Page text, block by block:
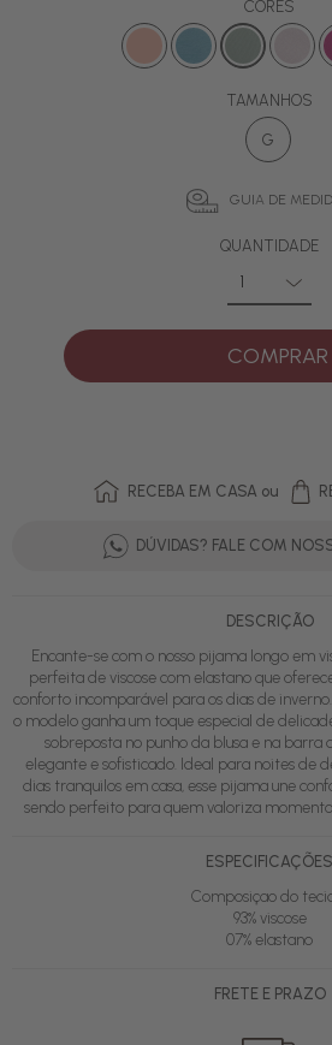
CORES
TAMANHOS
G
GUIA DE
QUANTIDADE
COMPRAR
RECEBA EM CASA ou
DÚVIDAS? FALE COM
DESCRIÇÃO
Encante-se com o nosso pijama longo em
perfeita de viscose com elastano que
conforto incomparável para os dias de
o modelo ganha um toque especial de
sobreposta no punho da blusa e na barra
elegante e sofisticado. Ideal para noites de
dias tranquilos em casa, esse pijama une
sendo perfeito para quem valoriza
ESPECIFICAÇÕES
Composiçao do
93% viscose
07% elastano
FRETE E PRAZO